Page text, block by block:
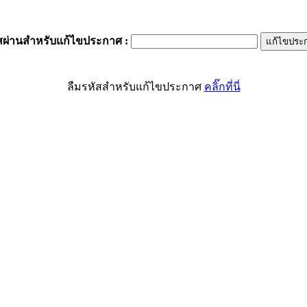
ผ่านสำหรับแก้ไขประกาศ:
ลืมรหัสสำหรับแก้ไขประกาศ คลิ๊กที่นี่